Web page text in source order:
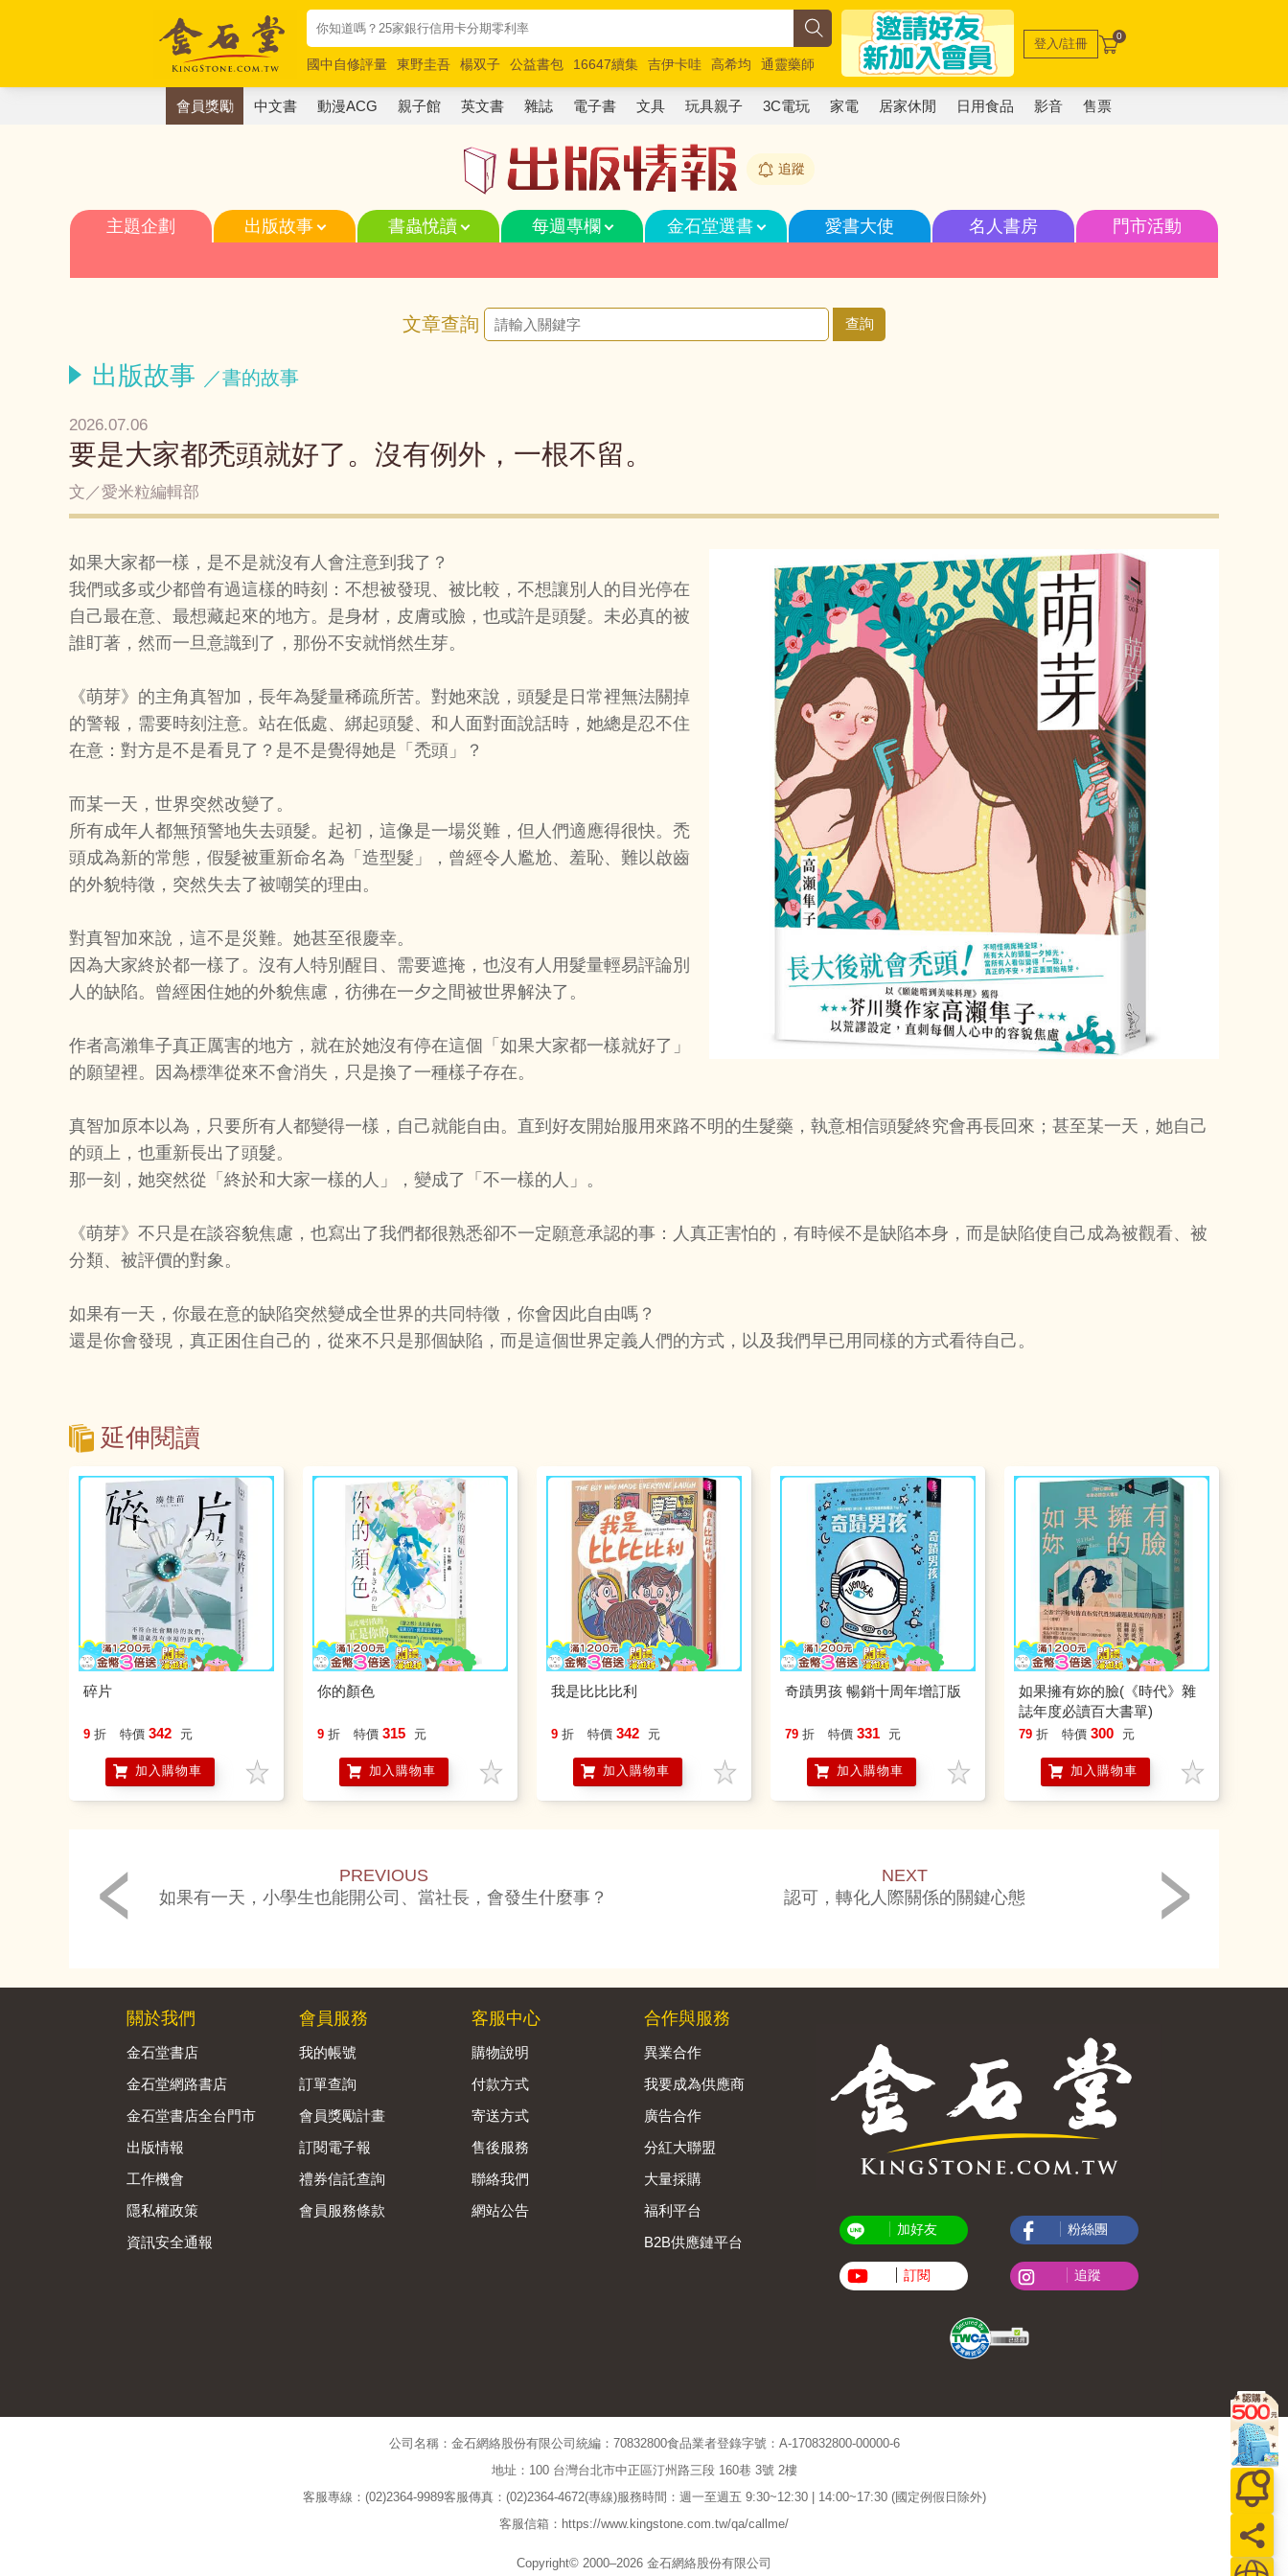
國中自修評量 東野圭吾 楊双子 公益書包 16647續集 吉伊卡哇 高希均
通靈藥師
唯紅花綻放
奧德賽 路邊攤新作 馬斯克 玩具總動員5 超慢跑
登入/註冊 0
會員獎勵 中文書 動漫ACG 親子館 英文書 雜誌 電子書 文具 玩具親子 3C電玩 家電 居家休閒 日用食品 影音 售票
追蹤
主題企劃 出版故事 書蟲悅讀 每週專欄 金石堂選書 愛書大使 名人書房 門市活動
文章查詢
出版故事 ／書的故事
2026.07.06
要是大家都禿頭就好了。沒有例外，一根不留。
文／愛米粒編輯部
如果大家都一樣，是不是就沒有人會注意到我了？
我們或多或少都曾有過這樣的時刻：不想被發現、被比較，不想讓別人的目光停在
自己最在意、最想藏起來的地方。是身材，皮膚或臉，也或許是頭髮。未必真的被
誰盯著，然而一旦意識到了，那份不安就悄然生芽。
《萌芽》的主角真智加，長年為髮量稀疏所苦。對她來說，頭髮是日常裡無法關掉
的警報，需要時刻注意。站在低處、綁起頭髮、和人面對面說話時，她總是忍不住
在意：對方是不是看見了？是不是覺得她是「禿頭」？
而某一天，世界突然改變了。
所有成年人都無預警地失去頭髮。起初，這像是一場災難，但人們適應得很快。禿
頭成為新的常態，假髮被重新命名為「造型髮」，曾經令人尷尬、羞恥、難以啟齒
的外貌特徵，突然失去了被嘲笑的理由。
對真智加來說，這不是災難。她甚至很慶幸。
因為大家終於都一樣了。沒有人特別醒目、需要遮掩，也沒有人用髮量輕易評論別
人的缺陷。曾經困住她的外貌焦慮，彷彿在一夕之間被世界解決了。
作者高瀨隼子真正厲害的地方，就在於她沒有停在這個「如果大家都一樣就好了」
的願望裡。因為標準從來不會消失，只是換了一種樣子存在。
真智加原本以為，只要所有人都變得一樣，自己就能自由。直到好友開始服用來路不明的生髮藥，執意相信頭髮終究會再長回來；甚至某一天，她自己
的頭上，也重新長出了頭髮。
那一刻，她突然從「終於和大家一樣的人」，變成了「不一樣的人」。
《萌芽》不只是在談容貌焦慮，也寫出了我們都很熟悉卻不一定願意承認的事：人真正害怕的，有時候不是缺陷本身，而是缺陷使自己成為被觀看、被
分類、被評價的對象。
如果有一天，你最在意的缺陷突然變成全世界的共同特徵，你會因此自由嗎？
還是你會發現，真正困住自己的，從來不只是那個缺陷，而是這個世界定義人們的方式，以及我們早已用同樣的方式看待自己。
延伸閱讀
碎片
9 折 特價 342 元
加入購物車
你的顏色
9 折 特價 315 元
加入購物車
我是比比比利
9 折 特價 342 元
加入購物車
奇蹟男孩 暢銷十周年增訂版
79 折 特價 331 元
加入購物車
如果擁有妳的臉(《時代》雜
誌年度必讀百大書單)
79 折 特價 300 元
加入購物車
PREVIOUS
如果有一天，小學生也能開公司、當社長，會發生什麼事？
NEXT
認可，轉化人際關係的關鍵心態
關於我們
金石堂書店
金石堂網路書店
金石堂書店全台門市
出版情報
工作機會
隱私權政策
資訊安全通報
會員服務
我的帳號
訂單查詢
會員獎勵計畫
訂閱電子報
禮券信託查詢
會員服務條款
客服中心
購物說明
付款方式
寄送方式
售後服務
聯絡我們
網站公告
合作與服務
異業合作
我要成為供應商
廣告合作
分紅大聯盟
大量採購
福利平台
B2B供應鏈平台
加好友
訂閱
粉絲團
追蹤
公司名稱：金石網絡股份有限公司統編：70832800食品業者登錄字號：A-170832800-00000-6
地址：100 台灣台北市中正區汀州路三段 160巷 3號 2樓
客服專線：(02)2364-9989客服傳真：(02)2364-4672(專線)服務時間：週一至週五 9:30~12:30 | 14:00~17:30 (國定例假日除外)
客服信箱：https://www.kingstone.com.tw/qa/callme/
Copyright© 2000–2026 金石網絡股份有限公司